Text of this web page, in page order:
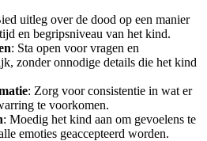
uitleg over de dood op een manier
en begripsniveau van het kind.
: Sta open voor vragen en
zonder onnodige details die het kind
: Zorg voor consistentie in wat er
te voorkomen.
: Moedig het kind aan om gevoelens te
emoties geaccepteerd worden.